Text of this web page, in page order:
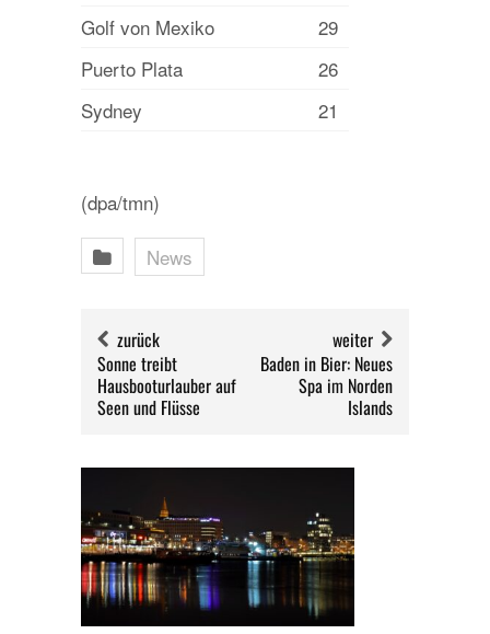
Golf von Mexiko
29
Puerto Plata
26
Sydney
21
(dpa/tmn)
News
zurück
Sonne treibt
Hausbooturlauber auf
Seen und Flüsse
weiter
Baden in Bier: Neues
Spa im Norden
Islands